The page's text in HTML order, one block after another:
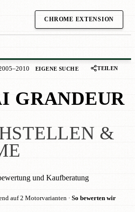
CHROME EXTENSION
EIGENE SUCHE TEILEN
GRANDEUR
&
und Kaufberatung
auf 2 Motorvarianten · So bewerten wir